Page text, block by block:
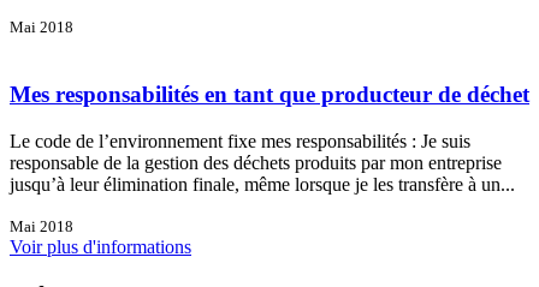
Mai 2018
Mes responsabilités en tant que producteur de déchet
Le code de l’environnement fixe mes responsabilités : Je suis
responsable de la gestion des déchets produits par mon entreprise
jusqu’à leur élimination finale, même lorsque je les transfère à un...
Mai 2018
Voir plus d'informations